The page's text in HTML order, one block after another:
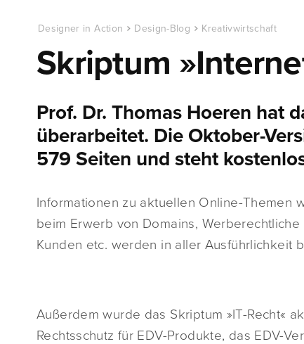
Designer in Action Design-Blog Kreativwirtschaft
Skriptum
Prof. Dr. Thomas Hoeren hat
überarbeitet. Die Oktober-
579 Seiten und steht
Informationen zu aktuellen Online-Themen
beim Erwerb von Domains,
Kunden etc. werden in aller Ausführlichkeit
Außerdem wurde das Skriptum »IT-Recht«
Rechtsschutz für EDV-Produkte, das EDV-